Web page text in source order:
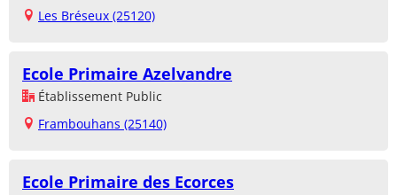
Les Bréseux (25120)
Ecole Primaire Azelvandre
Établissement Public
Frambouhans (25140)
Ecole Primaire des Ecorces